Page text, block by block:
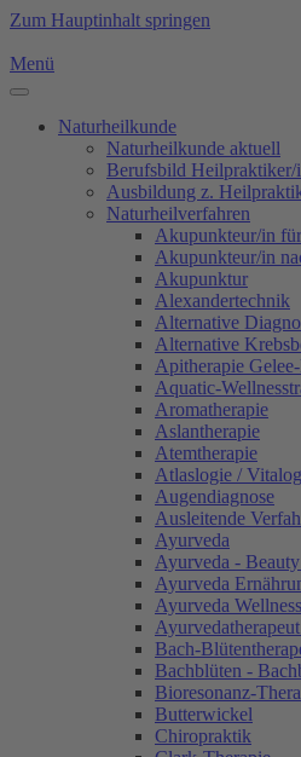
Zum Hauptinhalt springen
Menü
Naturheilkunde
Naturheilkunde aktuell
Berufsbild Heilpraktiker/
Ausbildung z.
Naturheilverfahren
Akupunkteur/in
Akupunkteur/in
Akupunktur
Alexandertechnik
Alternative
Alternative
Apitherapie
Aquatic-
Aromatherapie
Aslantherapie
Atemtherapie
Atlaslogie /
Augendiagnose
Ausleitende
Ayurveda
Ayurveda -
Ayurveda
Ayurveda
Bach-
Bachblüten -
Bioresonanz-
Butterwickel
Chiropraktik